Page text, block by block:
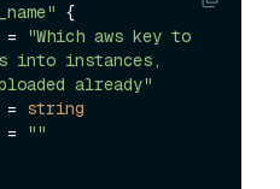
{
=
"Which aws key to
into instances,
already"
=
string
=
""